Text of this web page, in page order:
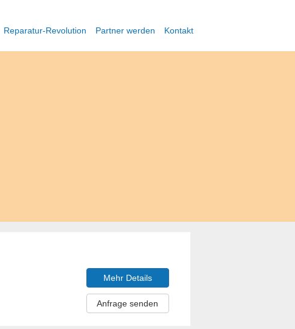
Reparatur-Revolution Partner werden Kontakt
Mehr Details
Anfrage senden